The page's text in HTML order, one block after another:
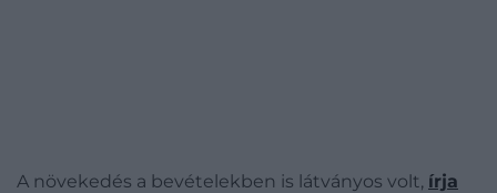
A növekedés a bevételekben is látványos volt, írja